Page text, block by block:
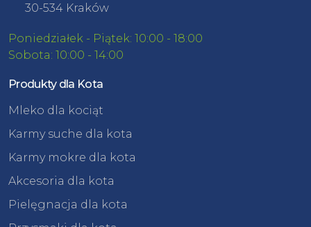
30-534 Kraków
Poniedziałek - Piątek: 10:00 - 18:00
Sobota: 10:00 - 14:00
Produkty dla Kota
Mleko dla kociąt
Karmy suche dla kota
Karmy mokre dla kota
Akcesoria dla kota
Pielęgnacja dla kota